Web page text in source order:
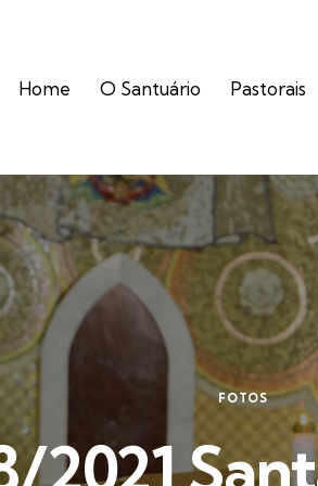
Home O Santuário Pastorais
FOTOS
2021